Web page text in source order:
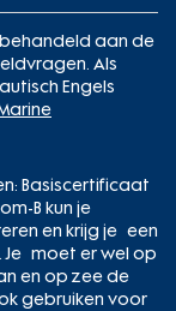
behandeld aan de
Als
Engels
Basiscertificaat
B kun je
en krijg je een
Je moet er wel op
en op zee de
gebruiken voor